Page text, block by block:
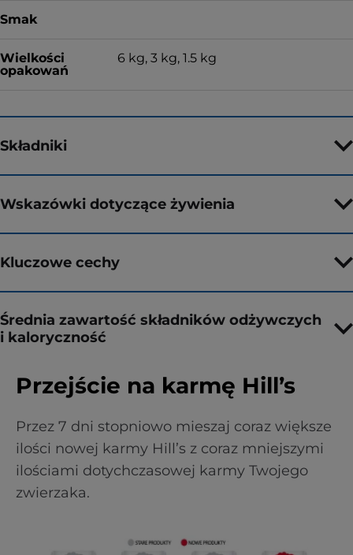
Smak
Wielkości
opakowań
6 kg, 3 kg, 1.5 kg
Składniki
Wskazówki dotyczące żywienia
Kluczowe cechy
Średnia zawartość składników odżywczych
i kaloryczność
Przejście na karmę Hill’s
Przez 7 dni stopniowo mieszaj coraz większe
ilości nowej karmy Hill’s z coraz mniejszymi
ilościami dotychczasowej karmy Twojego
zwierzaka.